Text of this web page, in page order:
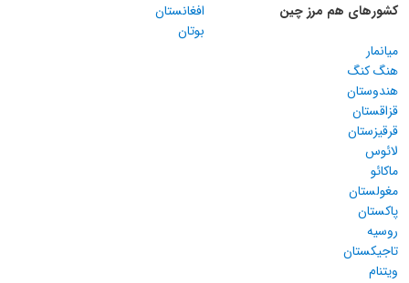
کشورهای هم مرز چین
افغانستان
بوتان
میانمار
هنگ کنگ
هندوستان
قزاقستان
قرقیزستان
لائوس
ماکائو
مغولستان
پاکستان
روسیه
تاجیکستان
ویتنام